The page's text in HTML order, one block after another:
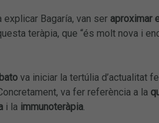
Bagaría, van ser aproximar
teràpia, que “és molt nova i
va iniciar la tertúlia d’actualitat
va fer referència a la
i la immunoteràpia.